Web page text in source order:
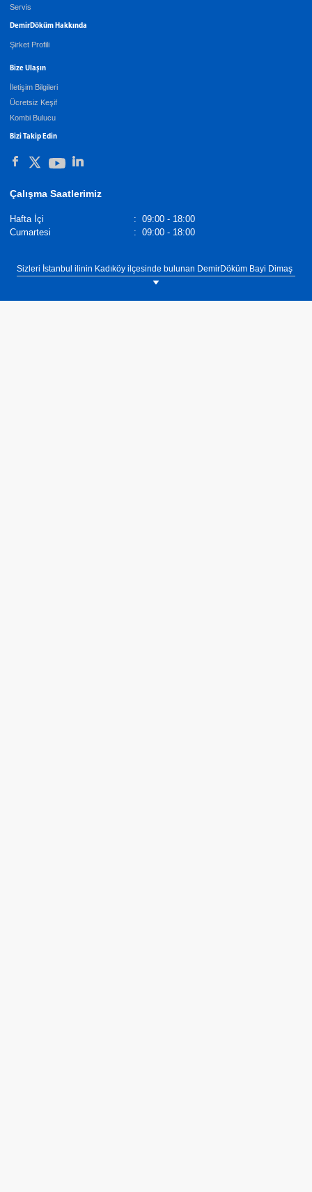
Servis
DemirDöküm Hakkında
Şirket Profili
Bize Ulaşın
İletişim Bilgileri
Ücretsiz Keşif
Kombi Bulucu
Bizi Takip Edin
Çalışma Saatlerimiz
Hafta İçi : 09:00 - 18:00
Cumartesi
: 09:00 - 18:00
Sizleri İstanbul ilinin Kadıköy ilçesinde bulunan DemirDöküm Bayi Dimaş
showroomumuza bekliyoruz. Tel: 0(216) 330 88 16 DemirDöküm Oda